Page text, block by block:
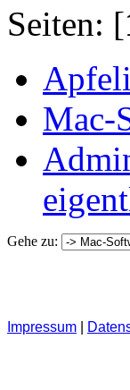
Seiten: [
Mac-
Gehe zu:
Impressum